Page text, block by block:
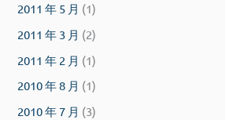
2011 年 5 月 (1)
2011 年 3 月 (2)
2011 年 2 月 (1)
2010 年 8 月 (1)
2010 年 7 月 (3)